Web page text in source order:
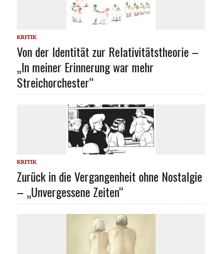
KRITIK
Von der Identität zur Relativitätstheorie –
„In meiner Erinnerung war mehr
Streichorchester“
KRITIK
Zurück in die Vergangenheit ohne Nostalgie
– „Unvergessene Zeiten“